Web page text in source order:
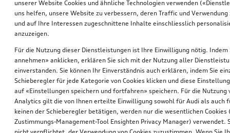
unserer Website Cookies und ähnliche Technologien verwenden
uns helfen, unsere Website zu verbessern, deren Traffic und Verwendung
und auf Ihre Interessen zugeschnittene Inhalte einschliesslich
anzuzeigen.
Für die Nutzung dieser Dienstleistungen ist Ihre Einwilligung nötig. Indem
annehmen» anklicken, erklären Sie sich mit der Nutzung aller
einverstanden. Sie können Ihr Einverständnis auch erklären, indem Sie
Schieberegler für jede Kategorie von Cookies klicken und diese
auf «Einstellungen speichern und fortfahren» speichern. Für die Nutzung
Analytics gilt die von Ihnen erteilte Einwilligung sowohl für Audi als auch
keinen der Schieberegler betätigen, werden nur die wesentlichen Cookies
Zustimmungs-Management-Tool Ensighten Privacy Manager) verwendet.